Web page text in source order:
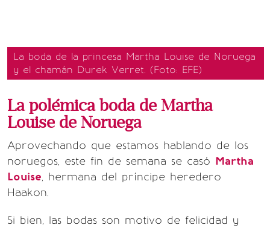
La boda de la princesa Martha Louise de Noruega
y el chamán Durek Verret. (Foto: EFE)
La polémica boda de Martha
Louise de Noruega
Aprovechando que estamos hablando de los
noruegos, este fin de semana se casó Martha
Louise, hermana del príncipe heredero
Haakon.
Si bien, las bodas son motivo de felicidad y